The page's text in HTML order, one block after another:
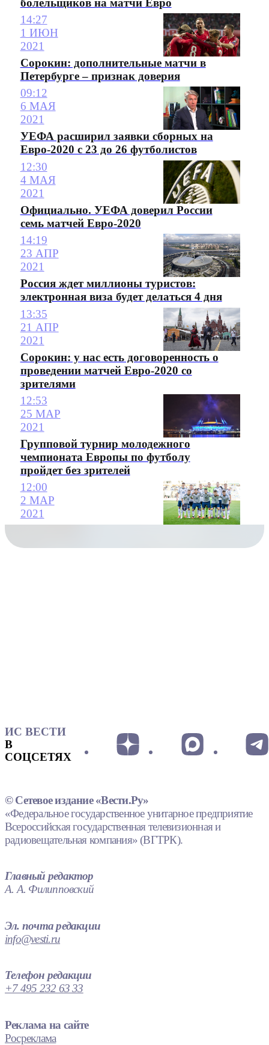
14:27
1 ИЮН
2021
Сорокин: дополнительные матчи в
Петербурге – признак доверия
09:12
6 МАЯ
2021
УЕФА расширил заявки сборных на
Евро-2020 с 23 до 26 футболистов
12:30
4 МАЯ
2021
Официально. УЕФА доверил России
семь матчей Евро-2020
14:19
23 АПР
2021
Россия ждет миллионы туристов:
электронная виза будет делаться 4 дня
13:35
21 АПР
2021
Сорокин: у нас есть договоренность о
проведении матчей Евро-2020 со
зрителями
12:53
25 МАР
2021
Групповой турнир молодежного
чемпионата Европы по футболу
пройдет без зрителей
12:00
2 МАР
2021
ИС ВЕСТИ
В
СОЦСЕТЯХ
© Сетевое издание «Вести.Ру»
«Федеральное государственное унитарное предприятие
Всероссийская государственная телевизионная и
радиовещательная компания» (ВГТРК).
Главный редактор
А. А. Филипповский
Эл. почта редакции
info@vesti.ru
Телефон редакции
+7 495 232 63 33
Реклама на сайте
Росреклама